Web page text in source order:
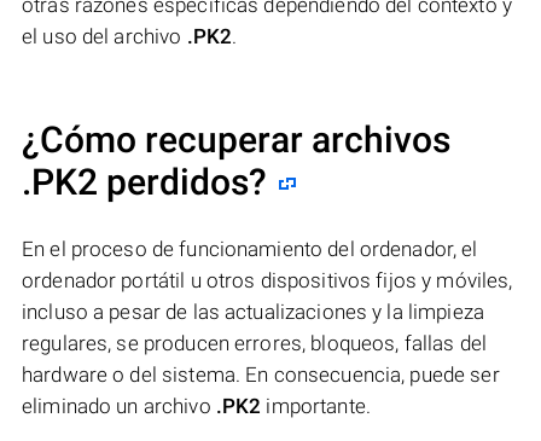
el uso del archivo .PK2.
¿Cómo recuperar archivos
.PK2 perdidos?
En el proceso de funcionamiento del ordenador, el
ordenador portátil u otros dispositivos fijos y móviles,
incluso a pesar de las actualizaciones y la limpieza
regulares, se producen errores, bloqueos, fallas del
hardware o del sistema. En consecuencia, puede ser
eliminado un archivo .PK2 importante.